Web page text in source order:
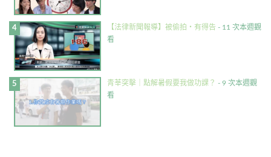
【法律新聞報導】被偷拍・有得告 - 11 次本週觀
看
青莘突擊｜點解暑假要我做功課？ - 9 次本週觀
看